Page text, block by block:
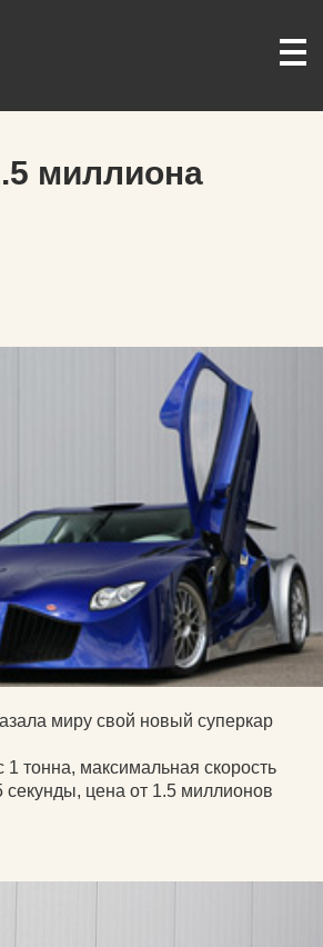
миллиона
миру свой новый суперкар
1 тонна, максимальная скорость
секунды, цена от 1.5 миллионов